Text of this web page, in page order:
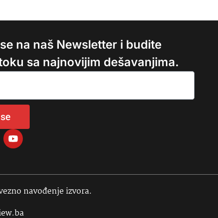
na naš Newsletter i budite
sa najnovijim dešavanjima.
navođenje izvora.